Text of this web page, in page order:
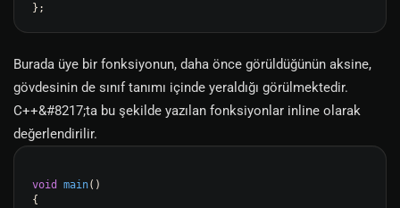
Burada üye bir fonksiyonun, daha önce görüldüğünün aksine,
gövdesinin de sınıf tanımı içinde yeraldığı görülmektedir.
C++&#8217;ta bu şekilde yazılan fonksiyonlar inline olarak
değerlendirilir.
void main()
{